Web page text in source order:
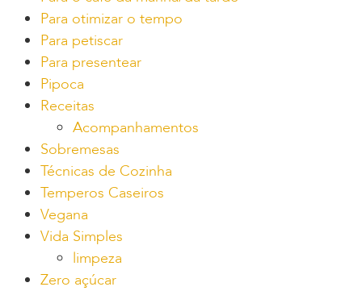
Para otimizar o tempo
Para petiscar
Para presentear
Pipoca
Receitas
Acompanhamentos
Sobremesas
Técnicas de Cozinha
Temperos Caseiros
Vegana
Vida Simples
limpeza
Zero açúcar